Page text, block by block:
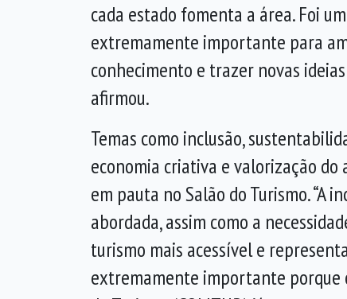
cada estado fomenta a área. Foi
extremamente importante para
conhecimento e trazer novas ideias
afirmou.
Temas como inclusão,
economia criativa e valorização
em pauta no Salão do Turismo. “A
abordada, assim como a
turismo mais acessível e
extremamente importante porque